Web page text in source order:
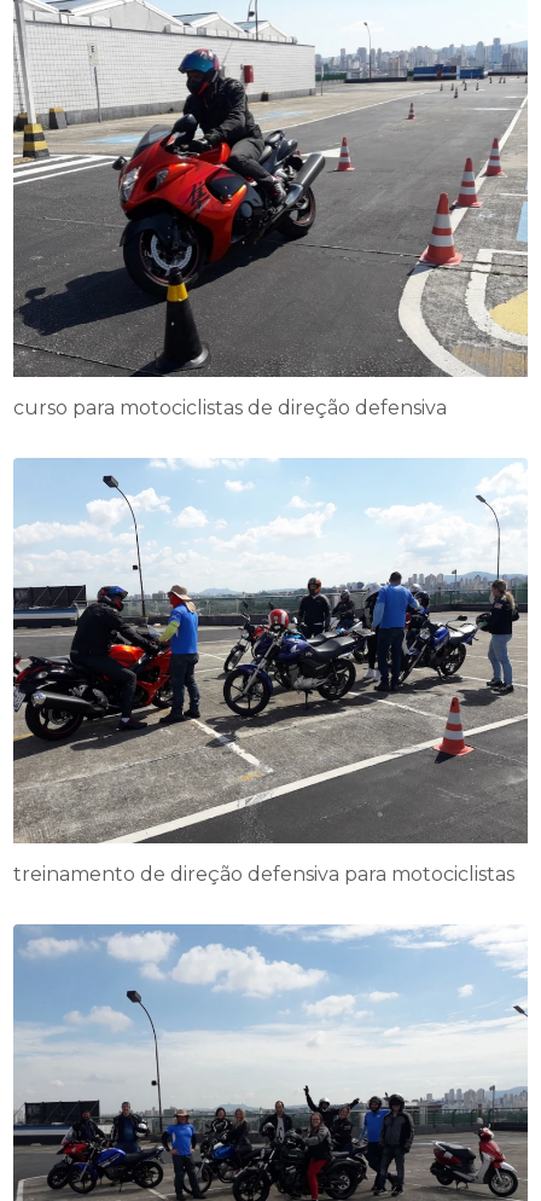
curso para motociclistas de direção defensiva
treinamento de direção defensiva para motociclistas